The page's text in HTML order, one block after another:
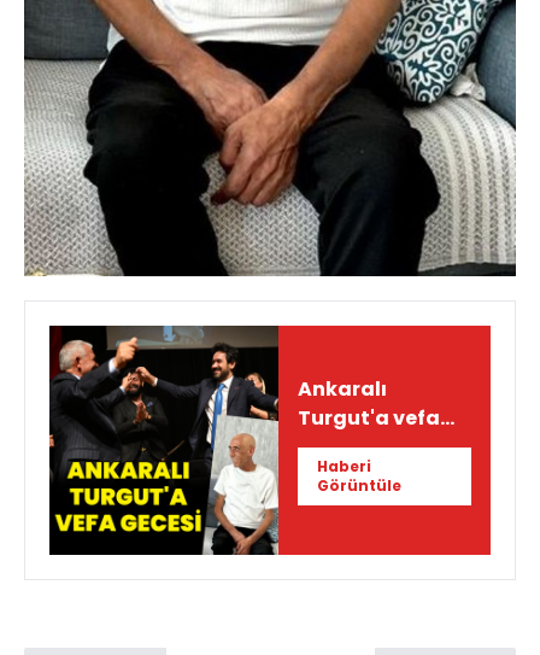
Ankaralı
Turgut'a vefa
gecesi
Haberi
Görüntüle